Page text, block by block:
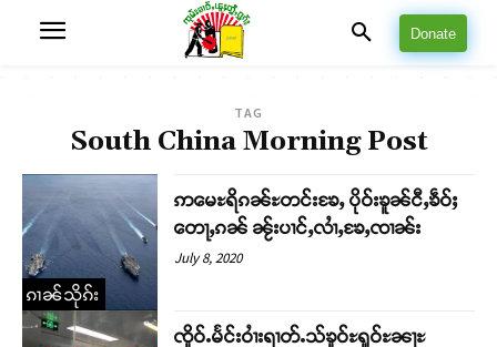
Donate
TAG
South China Morning Post
ၵၢၼ်သိုၵ်း
ဢမေႊရိၵၼ်ႊတင်းၶႄႇ ပိုဝ်းၶူၼ်ငီႇၶဵဝ်ႈ
တေႃႇၵၼ် ၼႂ်းပၢင်ႇလၢႆႇၶႄႇၸၢၼ်း
July 8, 2020
ၸိူဝ်ႉမႅင်းဝၢႆးရၢတ်ႉသ်ၶူဝ်ႊရူဝ်ႊၼႃႊ